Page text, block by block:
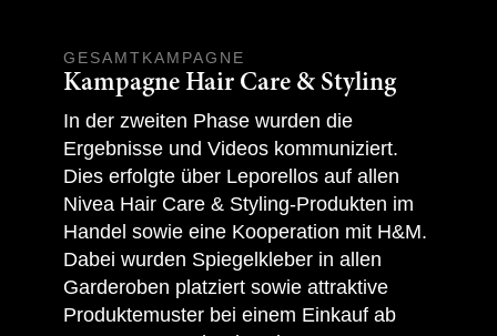
GESAMTKAMPAGNE
Kampagne Hair Care & Styling
In der zweiten Phase wurden die
Ergebnisse und Videos kommuniziert.
Dies erfolgte über Leporellos auf allen
Nivea Hair Care & Styling-Produkten im
Handel sowie eine Kooperation mit H&M.
Dabei wurden Spiegelkleber in allen
Garderoben platziert sowie attraktive
Produktemuster bei einem Einkauf ab